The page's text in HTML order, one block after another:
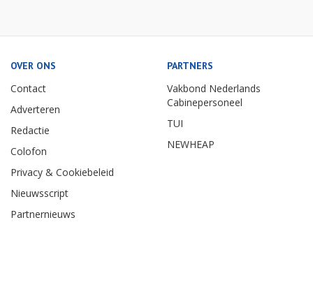
OVER ONS
Contact
Adverteren
Redactie
Colofon
Privacy & Cookiebeleid
Nieuwsscript
Partnernieuws
PARTNERS
Vakbond Nederlands
Cabinepersoneel
TUI
NEWHEAP